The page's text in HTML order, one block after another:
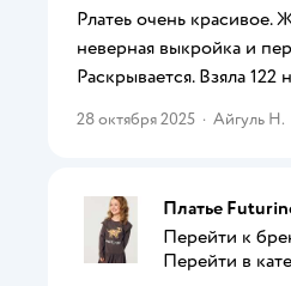
Рлатеь очень красивое.
неверная выкройка и
Раскрывается. Взяла
28 октября 2025 · Айгуль Н.
Платье
Перейти к
Перейти в